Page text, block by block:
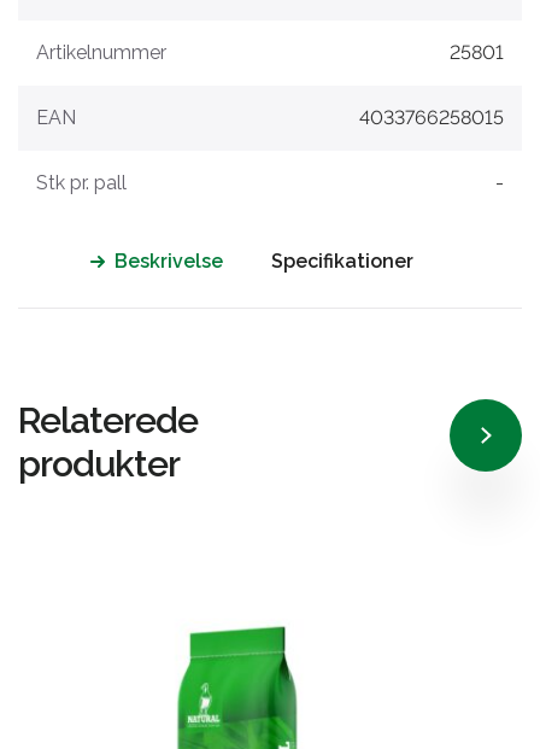
Artikelnummer 25801
EAN 4033766258015
Stk pr. pall -
Beskrivelse Specifikationer
Relaterede
produkter